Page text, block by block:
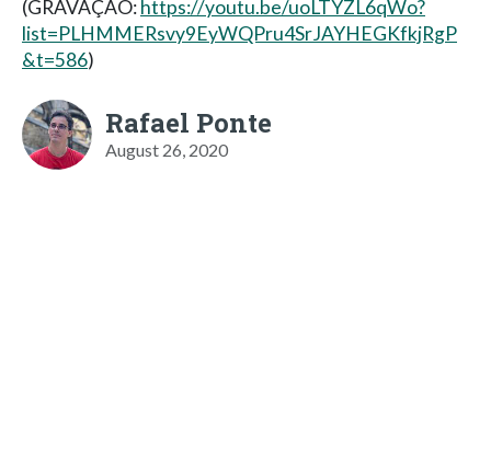
(GRAVAÇÃO:https://youtu.be/uoLTYZL6qWo?
list=PLHMMERsvy9EyWQPru4SrJAYHEGKfkjRgP
&t=586)
Rafael Ponte
August 26, 2020